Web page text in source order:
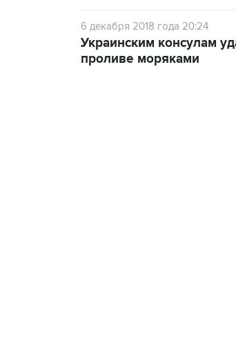
6 декабря 2018 года 20:24
Украинским консулам
проливе моряками